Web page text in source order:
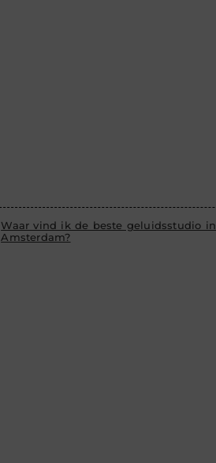
Waar vind ik de beste geluidsstudio in
Amsterdam?